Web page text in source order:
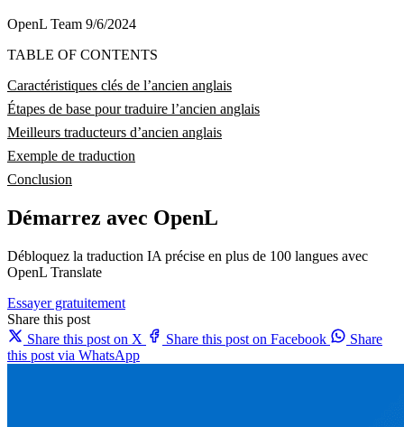
OpenL Team 9/6/2024
TABLE OF CONTENTS
Caractéristiques clés de l’ancien anglais
Étapes de base pour traduire l’ancien anglais
Meilleurs traducteurs d’ancien anglais
Exemple de traduction
Conclusion
Démarrez avec OpenL
Débloquez la traduction IA précise en plus de 100 langues avec
OpenL Translate
Essayer gratuitement
Share this post
Share this post on X
Share this post on Facebook
Share
this post via WhatsApp